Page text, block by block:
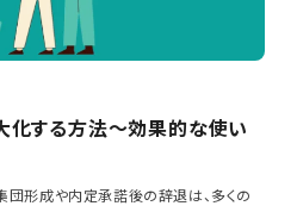
化する方法～効果的な使い
団形成や内定承諾後の辞退は、多くの